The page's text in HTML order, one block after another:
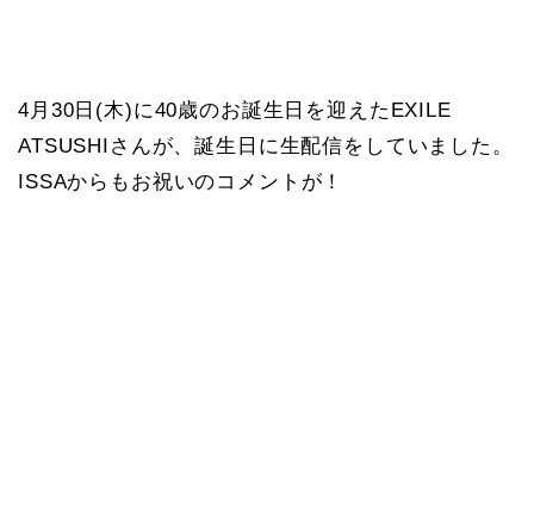
4月30日(木)に40歳のお誕生日を迎えたEXILE
ATSUSHIさんが、誕生日に生配信をしていました。
ISSAからもお祝いのコメントが！